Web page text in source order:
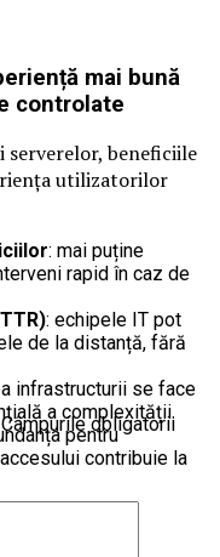
mai bună
controlate
serverelor, beneficiile
utilizatorilor
: mai puține
rapid în caz de
: echipele IT pot
de la distanță, fără
infrastructurii se face
a complexității.
pentru
contribuie la
Câmpurile obligatorii